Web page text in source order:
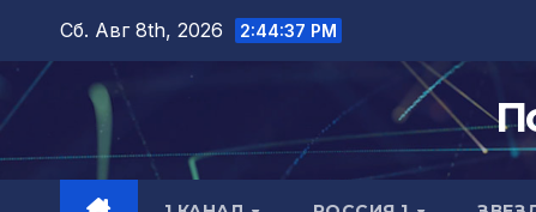
Перейти
содержимому
Сб. Авг 8th, 2026 2:44:38 PM